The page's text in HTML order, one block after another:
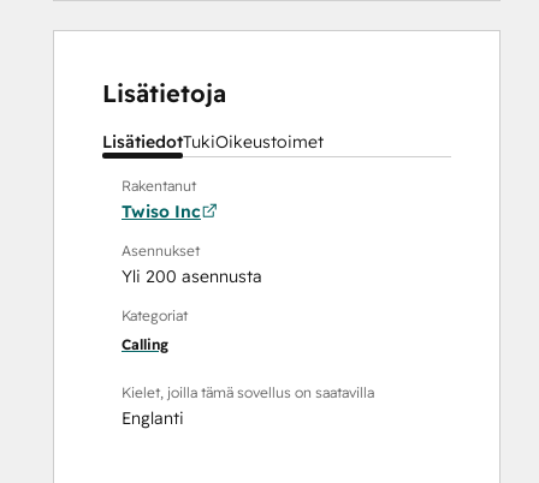
Lisätietoja
LisätiedotTukiOikeustoimet
Rakentanut
Twiso Inc
Asennukset
Yli 200 asennusta
Kategoriat
Calling
Kielet, joilla tämä sovellus on saatavilla
Englanti